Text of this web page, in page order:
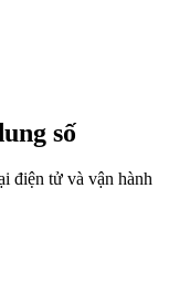
số
điện tử và vận hành